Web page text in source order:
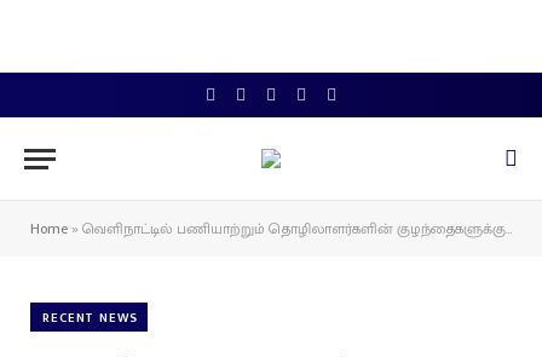
Facebook
X
Instagram
YouTubeWhatsApp
Home » வெளிநாட்டில் பணியாற்றும் தொழிலாளர்களின் குழந்தைகளுக்கு 10,000 ரூபா உதவித்தொகை
RECENT NEWS